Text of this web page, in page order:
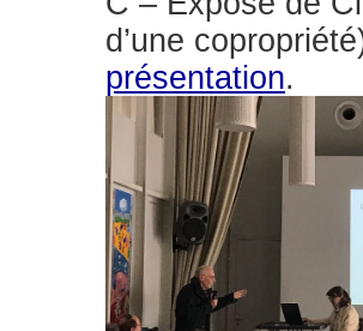
d’une
présentation.